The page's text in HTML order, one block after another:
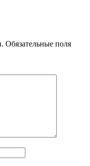
Обязательные поля